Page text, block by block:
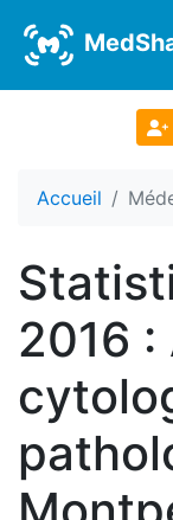
Accueil
2016